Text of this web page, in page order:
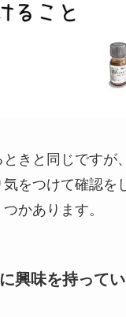
きと同じですが
をつけて確認を
かあります。
興味を持って